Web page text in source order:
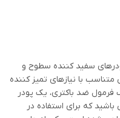
سفید کننده سطوح و
با نیازهای تمیز کننده
ضد باکتری، یک پودر
که برای استفاده در